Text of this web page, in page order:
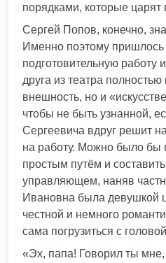
порядками, которые царят
Сергей Попов, конечно,
Именно поэтому пришлось
подготовительную работу
друга из театра
внешность, но и
чтобы не быть узнанной,
Сергеевича вдруг решит
на работу. Можно было бы
простым путём и
управляющем, наняв
Ивановна была девушкой
честной и немного
сама погрузиться с
«Эх, папа! Говорил ты